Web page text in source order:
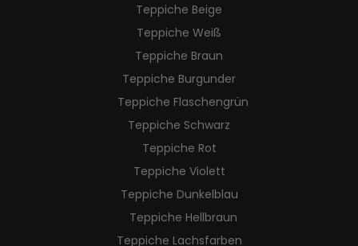
Teppiche Beige
Teppiche Weiß
Teppiche Braun
Teppiche Burgunder
Teppiche Flaschengrün
Teppiche Schwarz
Teppiche Rot
Teppiche Violett
Teppiche Dunkelblau
Teppiche Hellbraun
Teppiche Lachsfarben